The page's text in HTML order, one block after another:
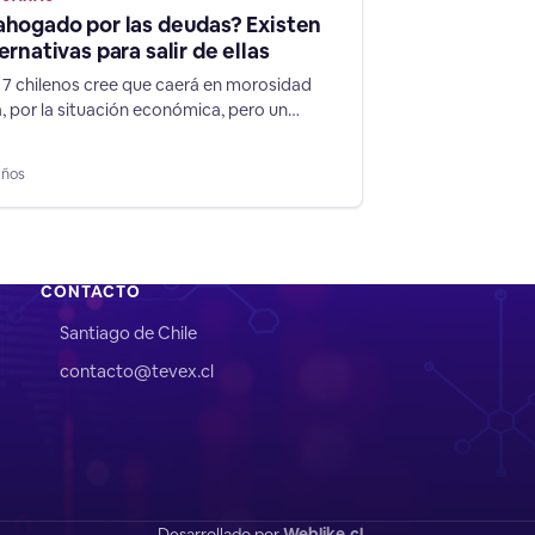
por las deudas? Existen
para salir de ellas
chilenos cree que caerá en morosidad
por la situación económica, pero un
Chiledeudas, aplicado a 3.000 personas
el 72% de los chilenos cree que caerá en
CONTACTO
Santiago de Chile
contacto@tevex.cl